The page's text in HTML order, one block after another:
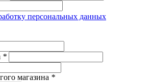
персональных данных
*
магазина *